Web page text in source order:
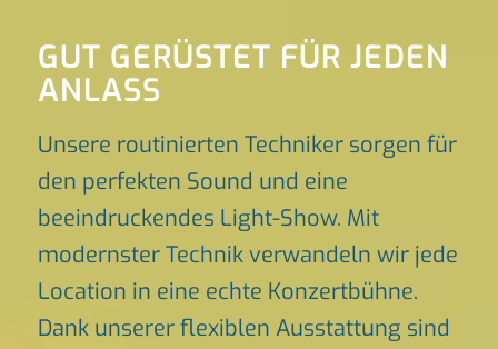
GUT GERÜSTET FÜR JEDEN
ANLASS
Unsere routinierten Techniker sorgen für
den perfekten Sound und eine
beeindruckendes Light-Show. Mit
modernster Technik verwandeln wir jede
Location in eine echte Konzertbühne.
Dank unserer flexiblen Ausstattung sind